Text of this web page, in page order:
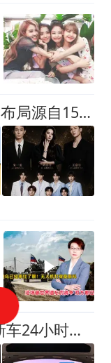
铁证如山，LV原创，设计，布局源自1500年北魏陶马，一模一样
余承东：尊界V800、V680新车24小时大定突破3500台